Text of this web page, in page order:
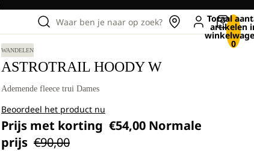
Waar ben je naar op zoek? Totaal
artikelen
0
WANDELEN
ASTROTRAIL HOODY W
Ademende fleece trui Dames
Beoordeel het product nu
Prijs met korting €54,00 Normale
prijs €90,00